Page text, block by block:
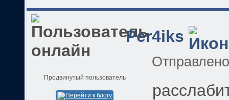
Per4iks
Продвинутый пользователь